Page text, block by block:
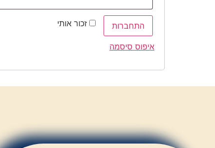
זכור אותי התחברות
איפוס סיסמה